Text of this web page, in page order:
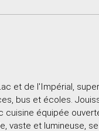
et de l'Impérial,
bus et écoles.
cuisine équipée
vaste et lumineuse,